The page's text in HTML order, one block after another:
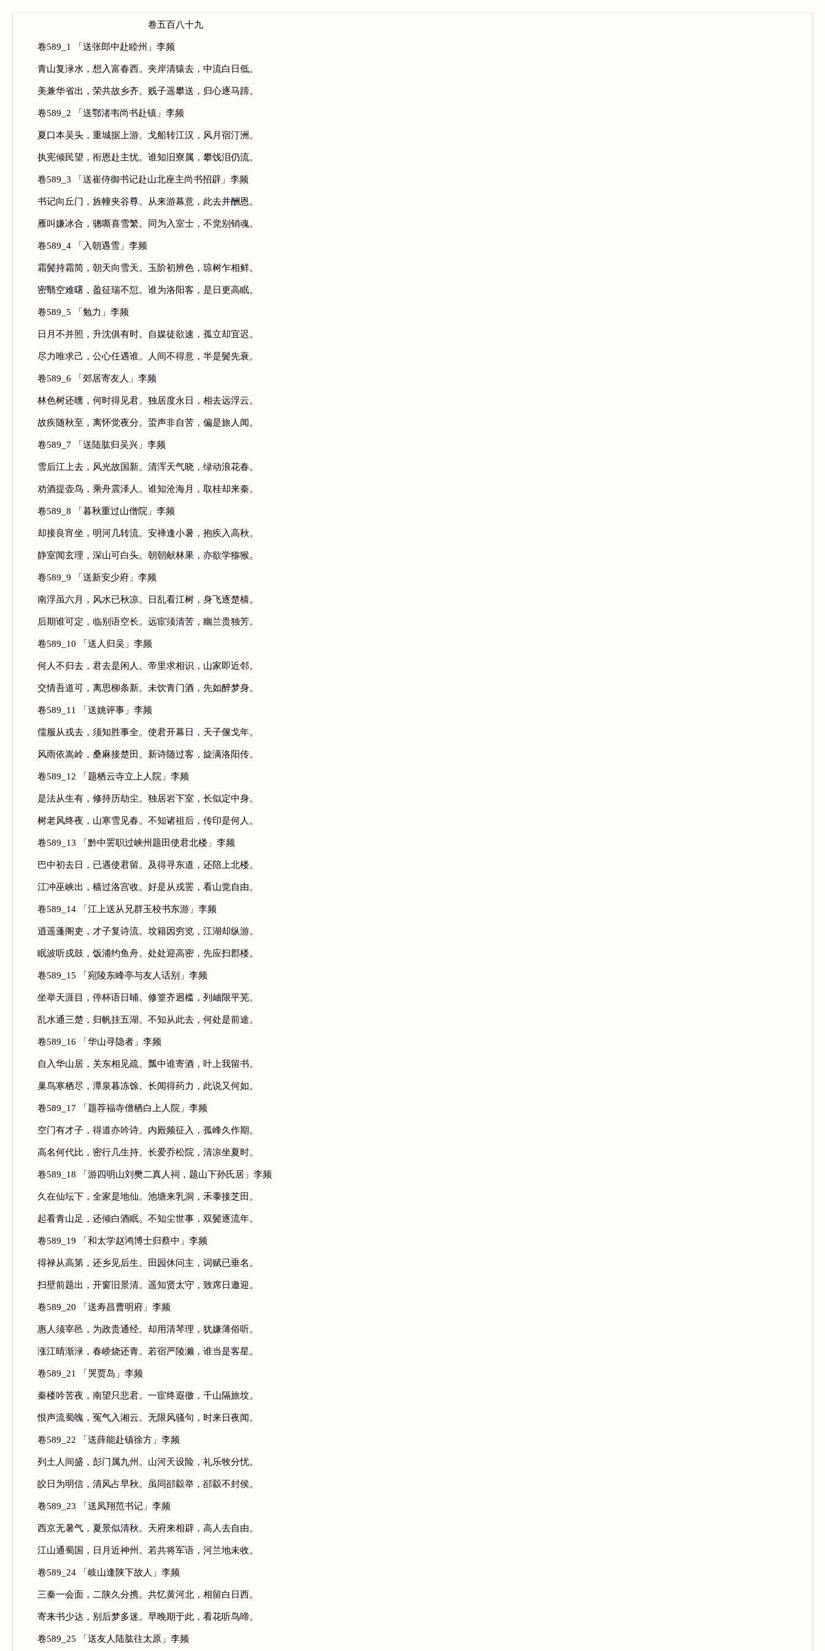
卷五百八十九
卷589_1 「送张郎中赴睦州」李频
青山复渌水，想入富春西。夹岸清猿去，中流白日低。
美兼华省出，荣共故乡齐。贱子遥攀送，归心逐马蹄。
卷589_2 「送鄂渚韦尚书赴镇」李频
夏口本吴头，重城据上游。戈船转江汉，风月宿汀洲。
执宪倾民望，衔恩赴主忧。谁知旧寮属，攀饯泪仍流。
卷589_3 「送崔侍御书记赴山北座主尚书招辟」李频
书记向丘门，旌幢夹谷尊。从来游幕意，此去并酬恩。
雁叫嫌冰合，骢嘶喜雪繁。同为入室士，不觉别销魂。
卷589_4 「入朝遇雪」李频
霜鬓持霜简，朝天向雪天。玉阶初辨色，琼树乍相鲜。
密翳空难曙，盈征瑞不愆。谁为洛阳客，是日更高眠。
卷589_5 「勉力」李频
日月不并照，升沈俱有时。自媒徒欲速，孤立却宜迟。
尽力唯求己，公心任遇谁。人间不得意，半是鬓先衰。
卷589_6 「郊居寄友人」李频
林色树还曛，何时得见君。独居度永日，相去远浮云。
故疾随秋至，离怀觉夜分。蛩声非自苦，偏是旅人闻。
卷589_7 「送陆肱归吴兴」李频
雪后江上去，风光故国新。清浑天气晓，绿动浪花春。
劝酒提壶鸟，乘舟震泽人。谁知沧海月，取桂却来秦。
卷589_8 「暮秋重过山僧院」李频
却接良宵坐，明河几转流。安禅逢小暑，抱疾入高秋。
静室闻玄理，深山可白头。朝朝献林果，亦欲学猕猴。
卷589_9 「送新安少府」李频
南浮虽六月，风水已秋凉。日乱看江树，身飞逐楚樯。
后期谁可定，临别语空长。远宦须清苦，幽兰贵独芳。
卷589_10 「送人归吴」李频
何人不归去，君去是闲人。帝里求相识，山家即近邻。
交情吾道可，离思柳条新。未饮青门酒，先如醉梦身。
卷589_11 「送姚评事」李频
儒服从戎去，须知胜事全。使君开幕日，天子偃戈年。
风雨依嵩岭，桑麻接楚田。新诗随过客，旋满洛阳传。
卷589_12 「题栖云寺立上人院」李频
是法从生有，修持历劫尘。独居岩下室，长似定中身。
树老风终夜，山寒雪见春。不知诸祖后，传印是何人。
卷589_13 「黔中罢职过峡州题田使君北楼」李频
巴中初去日，已遇使君留。及得寻东道，还陪上北楼。
江冲巫峡出，樯过洛宫收。好是从戎罢，看山觉自由。
卷589_14 「江上送从兄群玉校书东游」李频
逍遥蓬阁吏，才子复诗流。坟籍因穷览，江湖却纵游。
眠波听戍鼓，饭浦约鱼舟。处处迎高密，先应扫郡楼。
卷589_15 「宛陵东峰亭与友人话别」李频
坐举天涯目，停杯语日晡。修篁齐迥槛，列岫限平芜。
乱水通三楚，归帆挂五湖。不知从此去，何处是前途。
卷589_16 「华山寻隐者」李频
自入华山居，关东相见疏。瓢中谁寄酒，叶上我留书。
巢鸟寒栖尽，潭泉暮冻馀。长闻得药力，此说又何如。
卷589_17 「题荐福寺僧栖白上人院」李频
空门有才子，得道亦吟诗。内殿频征入，孤峰久作期。
高名何代比，密行几生持。长爱乔松院，清凉坐夏时。
卷589_18 「游四明山刘樊二真人祠，题山下孙氏居」李频
久在仙坛下，全家是地仙。池塘来乳洞，禾黍接芝田。
起看青山足，还倾白酒眠。不知尘世事，双鬓逐流年。
卷589_19 「和太学赵鸿博士归蔡中」李频
得禄从高第，还乡见后生。田园休问主，词赋已垂名。
扫壁前题出，开窗旧景清。遥知贤太守，致席日邀迎。
卷589_20 「送寿昌曹明府」李频
惠人须宰邑，为政贵通经。却用清琴理，犹嫌薄俗听。
涨江晴渐渌，春峤烧还青。若宿严陵濑，谁当是客星。
卷589_21 「哭贾岛」李频
秦楼吟苦夜，南望只悲君。一宦终遐徼，千山隔旅坟。
恨声流蜀魄，冤气入湘云。无限风骚句，时来日夜闻。
卷589_22 「送薛能赴镇徐方」李频
列土人间盛，彭门属九州。山河天设险，礼乐牧分忧。
皎日为明信，清风占早秋。虽同郤縠举，郤縠不封侯。
卷589_23 「送凤翔范书记」李频
西京无暑气，夏景似清秋。天府来相辟，高人去自由。
江山通蜀国，日月近神州。若共将军语，河兰地未收。
卷589_24 「岐山逢陕下故人」李频
三秦一会面，二陕久分携。共忆黄河北，相留白日西。
寄来书少达，别后梦多迷。早晚期于此，看花听鸟啼。
卷589_25 「送友人陆肱往太原」李频